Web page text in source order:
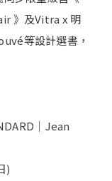
》及Vitra x 明
等設計選書，
｜Jean
)